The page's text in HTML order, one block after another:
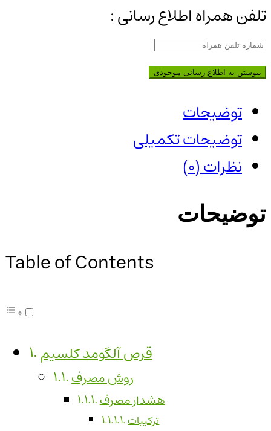
تلفن همراه اطلاع رسانی :
پیوستن به اطلاع رسانی موجودی
توضیحات
توضیحات تکمیلی
نظرات (0)
توضیحات
Table of Contents
قرص آلگومد کلسیم
روش مصرف
هشدار مصرف
ترکیبات